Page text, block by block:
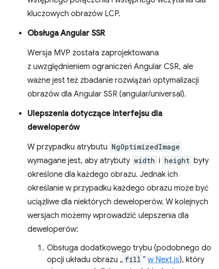
kluczowych obrazów LCP.
Obsługa Angular SSR
Wersja MVP została zaprojektowana
z uwzględnieniem ograniczeń Angular CSR, ale
ważne jest też zbadanie rozwiązań optymalizacji
obrazów dla Angular SSR (angular/universal).
Ulepszenia dotyczące interfejsu dla
deweloperów
W przypadku atrybutu NgOptimizedImage
wymagane jest, aby atrybuty width i height były
określone dla każdego obrazu. Jednak ich
określanie w przypadku każdego obrazu może być
uciążliwe dla niektórych deweloperów. W kolejnych
wersjach możemy wprowadzić ulepszenia dla
deweloperów:
Obsługa dodatkowego trybu (podobnego do
opcji układu obrazu „ fill ” w Next.js), który